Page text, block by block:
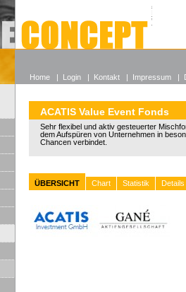
Alle
Wieso
ACATIS Value Event Fonds
Sehr flexibel und aktiv gesteuerter
dem Aufspüren von Unternehmen in
Chancen verbindet.
ÜBERSICHT Chart Statistik Details
Home | Login | Kontakt | Impressum |